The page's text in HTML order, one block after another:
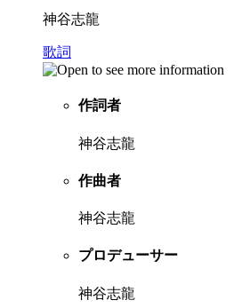
神谷志龍
歌詞
作詞者
神谷志龍
作曲者
神谷志龍
プロデューサー
神谷志龍